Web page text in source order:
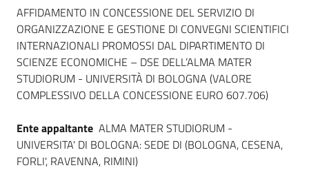
Dati del bando
AFFIDAMENTO IN CONCESSIONE DEL SERVIZIO DI
ORGANIZZAZIONE E GESTIONE DI CONVEGNI SCIENTIFICI
INTERNAZIONALI PROMOSSI DAL DIPARTIMENTO DI
SCIENZE ECONOMICHE – DSE DELL’ALMA MATER
STUDIORUM - UNIVERSITÀ DI BOLOGNA (VALORE
COMPLESSIVO DELLA CONCESSIONE EURO 607.706)
Ente appaltante ALMA MATER STUDIORUM -
UNIVERSITA' DI BOLOGNA: SEDE DI (BOLOGNA, CESENA,
FORLI', RAVENNA, RIMINI)